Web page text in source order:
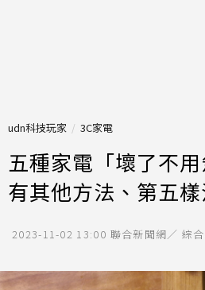
udn科技玩家 3C家電
五種家電「壞了不
有其他方法、第五
2023-11-02 13:00 聯合新聞網／ 綜